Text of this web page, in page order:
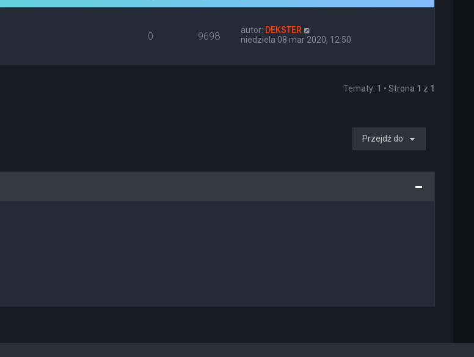
0 9698 autor: DEKSTER
niedziela 08 mar 2020, 12:50
Tematy: 1 • Strona 1 z 1
Przejdź do